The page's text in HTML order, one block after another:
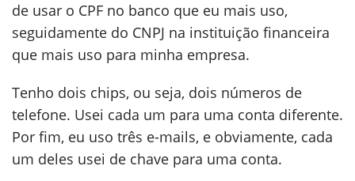
de usar o CPF no banco que eu mais uso,
seguidamente do CNPJ na instituição financeira
que mais uso para minha empresa.
Tenho dois chips, ou seja, dois números de
telefone. Usei cada um para uma conta diferente.
Por fim, eu uso três e-mails, e obviamente, cada
um deles usei de chave para uma conta.